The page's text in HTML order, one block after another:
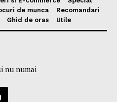
de munca
Recomandari
Ghid de oras Utile
nu numai